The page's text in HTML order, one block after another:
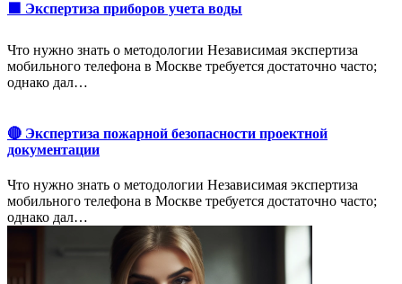
🟩 Экспертиза приборов учета воды
Что нужно знать о методологии Независимая экспертиза
мобильного телефона в Москве требуется достаточно часто;
однако дал…
🔴 Экспертиза пожарной безопасности проектной
документации
Что нужно знать о методологии Независимая экспертиза
мобильного телефона в Москве требуется достаточно часто;
однако дал…